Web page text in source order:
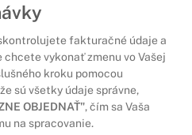
fakturačné údaje a
chcete vykonať zmenu vo Vašej
kroku pomocou
sú všetky údaje správne,
OBJEDNAŤ", čím sa Vaša
na spracovanie.